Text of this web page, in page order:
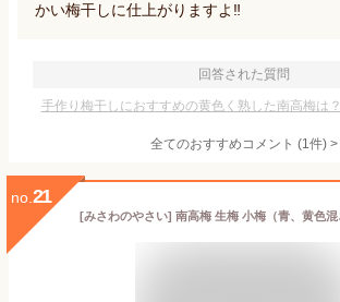
かい梅干しに仕上がりますよ‼️
回答された質問
手作り梅干しにおすすめの黄色く熟した南高梅は？
全てのおすすめコメント (1件) >
no. 21